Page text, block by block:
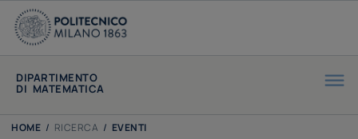
DIPARTIMENTO
DI MATEMATICA
HOME / RICERCA / EVENTI